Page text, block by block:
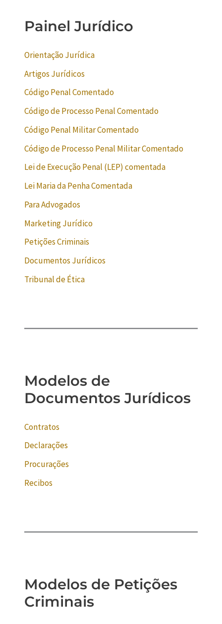
Painel Jurídico
Orientação Jurídica
Artigos Jurídicos
Código Penal Comentado
Código de Processo Penal Comentado
Código Penal Militar Comentado
Código de Processo Penal Militar Comentado
Lei de Execução Penal (LEP) comentada
Lei Maria da Penha Comentada
Para Advogados
Marketing Jurídico
Petições Criminais
Documentos Jurídicos
Tribunal de Ética
Modelos de
Documentos Jurídicos
Contratos
Declarações
Procurações
Recibos
Modelos de Petições
Criminais